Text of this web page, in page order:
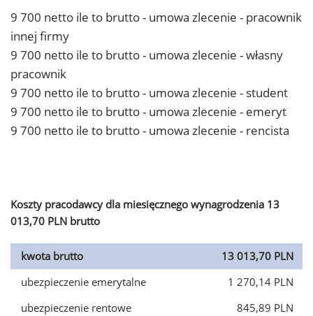
9 700 netto ile to brutto - umowa zlecenie - pracownik
innej firmy
9 700 netto ile to brutto - umowa zlecenie - własny
pracownik
9 700 netto ile to brutto - umowa zlecenie - student
9 700 netto ile to brutto - umowa zlecenie - emeryt
9 700 netto ile to brutto - umowa zlecenie - rencista
Koszty pracodawcy dla miesięcznego wynagrodzenia 13
013,70 PLN brutto
kwota brutto
13 013,70 PLN
ubezpieczenie emerytalne
1 270,14 PLN
ubezpieczenie rentowe
845,89 PLN